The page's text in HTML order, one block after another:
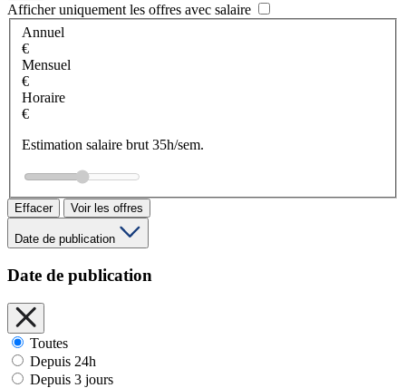
Afficher uniquement les offres avec salaire
Annuel
€
Mensuel
€
Horaire
€
Estimation salaire brut 35h/sem.
Effacer Voir les offres
Date de publication
Date de publication
Toutes
Depuis 24h
Depuis 3 jours